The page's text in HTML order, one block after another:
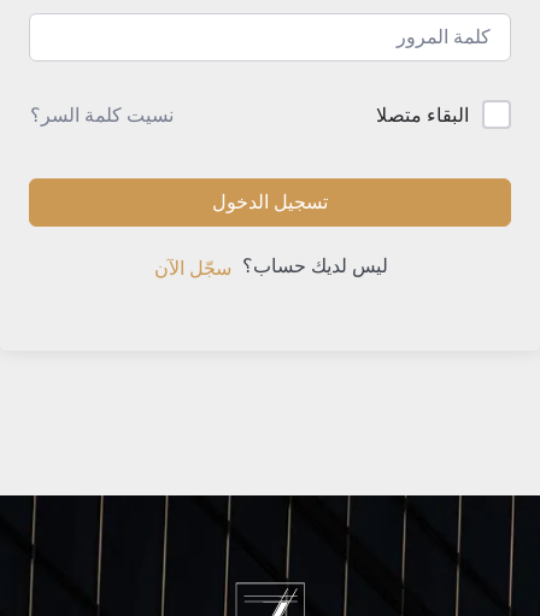
البقاء متصلا نسيت كلمة السر؟
تسجيل الدخول
ليس لديك حساب؟ سجّل الآن